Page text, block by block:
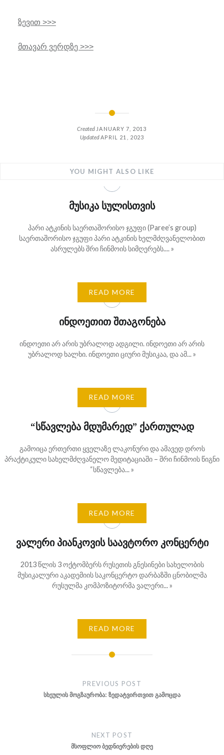
Created JANUARY 7, 2013
UpdatedAPRIL 21, 2023
ზევით >>>
მთავარ ვერდზე >>>
YOU MIGHT ALSO LIKE
მუსიკა სულისთვის
პარი ატკინის საერთაშორისო ჯგუფი (Paree’s group)
საერთაშორისო ჯგუფი პარი ატკინის ხელმძღვანელობით
ასრულებს შრი ჩინმოის სიმღერებს.... »
READ MORE
ინდოეთით შთაგონება
ინდოეთი არ არის უბრალოდ ადგილი. ინდოეთი არ არის
უბრალოდ ხალხი. ინდოეთი ციური მუსიკაა, და ამ... »
READ MORE
“სწავლება მდუმარედ” ქართულად
გამოიცა ერთერთი ყველაზე ლაკონური და ამავედ დროს
პრაქტიკული სახელმძღვანელო მედიტაციაში – შრი ჩინმოის წიგნი
“სწავლება... »
READ MORE
ვალერი პიანკოვის საავტორო კონცერტი
2013 წლის 3 ოქტომბერს რუსეთის გნესინები სახელობის
მუსიკალური აკადემიის საკონცერტო დარბაზში ცნობილმა
რუსულმა კომპოზიტორმა ვალერი... »
READ MORE
PREVIOUS POST
სხეულის მოგზაურობა: ზედატვირთვით გამოცდა
NEXT POST
მსოფლიო ბედნიერების დღე